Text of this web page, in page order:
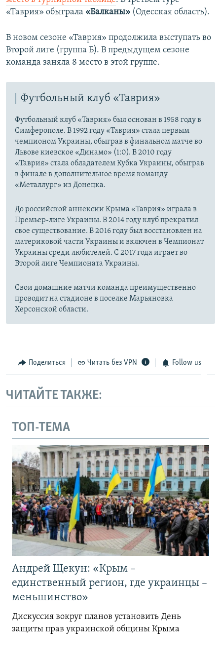
«Таврия» обыграла «Балканы» (Одесская область).
В новом сезоне «Таврия» продолжила выступать во
Второй лиге (группа Б). В предыдущем сезоне
команда заняла 8 место в этой группе.
Футбольный клуб «Таврия»
Футбольный клуб «Таврия» был основан в 1958 году в
Симферополе. В 1992 году «Таврия» стала первым
чемпионом Украины, обыграв в финальном матче во
Львове киевское «Динамо» (1:0). В 2010 году
«Таврия» стала обладателем Кубка Украины, обыграв
в финале в дополнительное время команду
«Металлург» из Донецка.
До российской аннексии Крыма «Таврия» играла в
Премьер-лиге Украины. В 2014 году клуб прекратил
свое существование. В 2016 году был восстановлен на
материковой части Украины и включен в Чемпионат
Украины среди любителей. С 2017 года играет во
Второй лиге Чемпионата Украины.
Свои домашние матчи команда преимущественно
проводит на стадионе в поселке Марьяновка
Херсонской области.
Поделиться Читать без VPN Follow us
ЧИТАЙТЕ ТАКЖЕ:
ТОП-ТЕМА
Андрей Щекун: «Крым –
единственный регион, где украинцы –
меньшинство»
Дискуссия вокруг планов установить День
защиты прав украинской общины Крыма